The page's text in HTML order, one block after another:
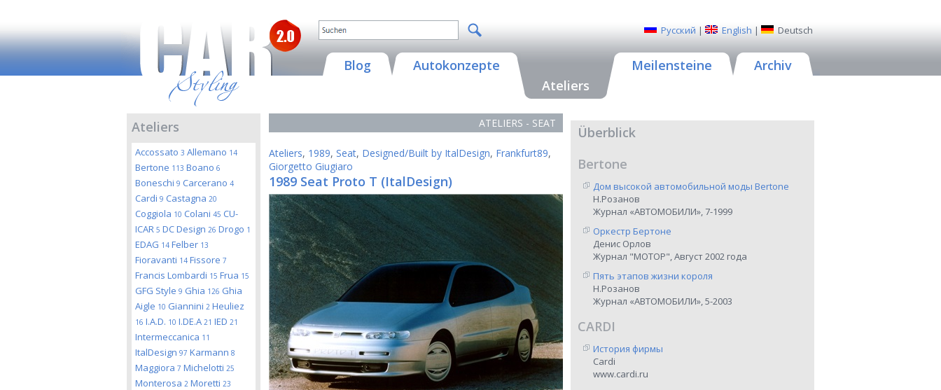
Русский | English | Deutsch
Blog
Autokonzepte
Ateliers
Meilensteine Archiv
Ateliers
Accossato 3 Allemano 14
Bertone 113 Boano 6
Boneschi 9 Carcerano 4
Cardi 9 Castagna 20
Coggiola 10 Colani 45 CU-
ICAR 5 DC Design 26 Drogo 1
EDAG 14 Felber 13
Fioravanti 14 Fissore 7
Francis Lombardi 15 Frua 15
GFG Style 9 Ghia 126 Ghia
Aigle 10 Giannini 2 Heuliez
16 I.A.D. 10 I.DE.A 21 IED 21
Intermeccanica 11
ItalDesign 97 Karmann 8
Maggiora 7 Michelotti 25
Monterosa 2 Moretti 23
ATELIERS - SEAT
Ateliers, 1989, Seat, Designed/Built by ItalDesign, Frankfurt89,
Giorgetto Giugiaro
1989 Seat Proto T (ItalDesign)
Überblick
Bertone
Дом высокой автомобильной моды Bertone
Н.Розанов
Журнал «АВТОМОБИЛИ», 7-1999
Оркестр Бертоне
Денис Орлов
Журнал "МОТОР", Август 2002 года
Пять этапов жизни короля
Н.Розанов
Журнал «АВТОМОБИЛИ», 5-2003
CARDI
История фирмы
Cardi
www.cardi.ru